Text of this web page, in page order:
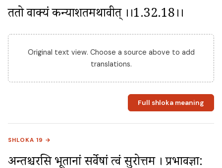
ततो वाक्यं कन्याशतमथाब्रवीत् ।।1.32.18।।
Original text view. Choose a source above to add
translations.
Full shloka meaning
SHLOKA 19 →
अन्तश्चरसि भूतानां सर्वेषां त्वं सुरोत्तम । प्रभावज्ञा: